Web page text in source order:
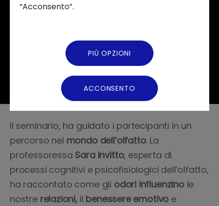
Il seminario, ha guidato i partecipanti in un
percorso nel mondo dell’olfatto. La
professoressa Sara Invitto, esperta di
processi cognitivi e psicofisiologici dell’olfatto,
ha raccontato come gli odori influenzinole
nostre relazioni,il benessere emotivo e
“Acconsento”.
PIÙ OPZIONI
ACCONSENTO